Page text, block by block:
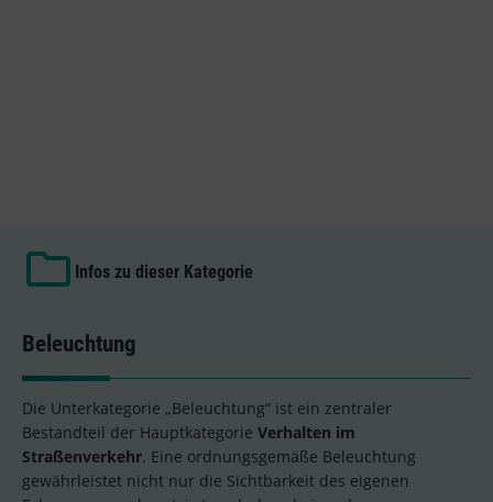
Infos zu dieser Kategorie
Beleuchtung
Die Unterkategorie „Beleuchtung“ ist ein zentraler
Bestandteil der Hauptkategorie Verhalten im
Straßenverkehr. Eine ordnungsgemäße Beleuchtung
gewährleistet nicht nur die Sichtbarkeit des eigenen